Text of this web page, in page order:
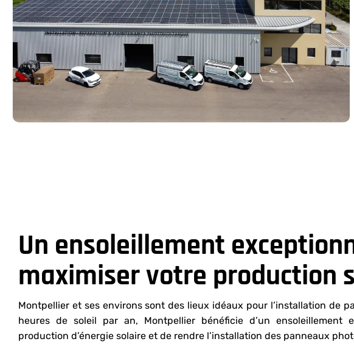
Un ensoleillement
maximiser votre production
Montpellier et ses environs sont des lieux idéaux pour l’installation de
heures de soleil par an, Montpellier bénéficie d’un ensoleillement
production d’énergie solaire et de rendre l’installation des panneaux